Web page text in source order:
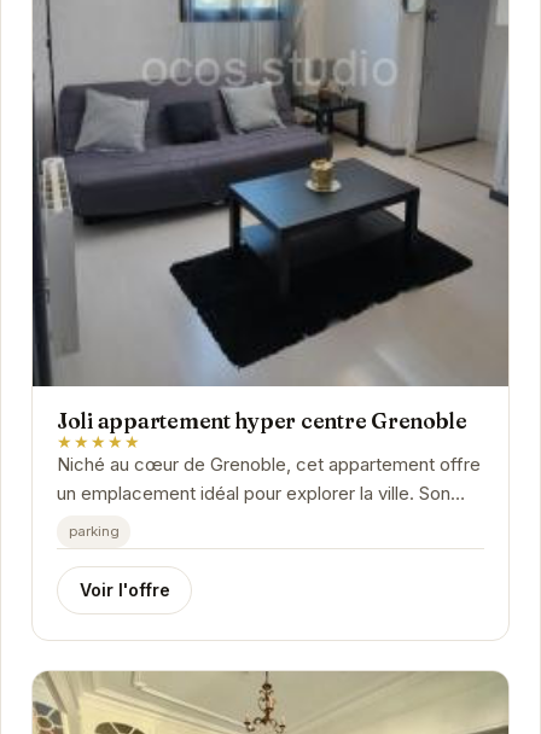
Joli appartement hyper centre Grenoble
★★★★★
Niché au cœur de Grenoble, cet appartement offre
un emplacement idéal pour explorer la ville. Son
intérieur moderne et confortable vous assure un...
parking
Voir l'offre